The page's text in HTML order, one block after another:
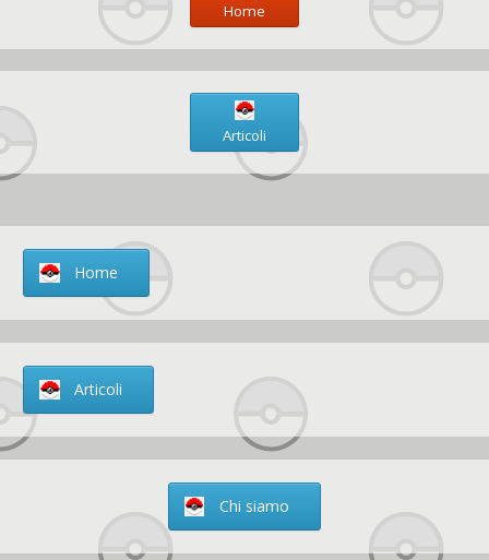
Home
Articoli
Home
Articoli
Chi siamo